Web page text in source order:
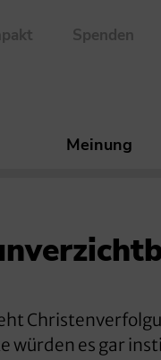
Spenden
Meinung
würden es gar